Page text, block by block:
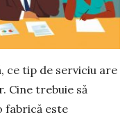
ce tip de ser­viciu are
Cine trebuie să
fabrică este